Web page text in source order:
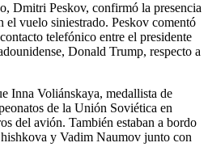
Dmitri Peskov, confirmó la presencia
el vuelo siniestrado. Peskov comentó
telefónico entre el presidente
Donald Trump, respecto a
Inna Voliánskaya, medallista de
de la Unión Soviética en
del avión. También estaban a bordo
y Vadim Naumov junto con